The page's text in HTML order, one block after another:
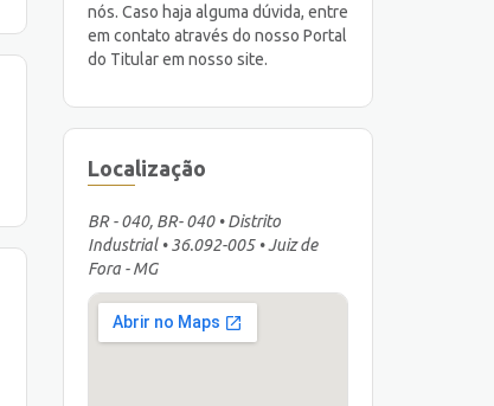
nós. Caso haja alguma dúvida, entre
em contato através do nosso Portal
do Titular em nosso site.
Localização
BR - 040, BR- 040 • Distrito
Industrial • 36.092-005 • Juiz de
Fora - MG